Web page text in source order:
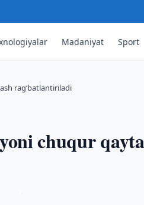
Madaniyat Sport
rag‘batlantiriladi
chuqur